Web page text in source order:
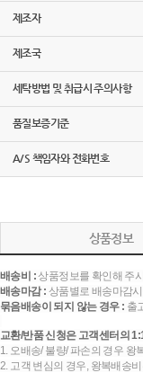
제조자
제조국
세탁방법 및 취급시 주의사항
품질보증기준
A/S 책임자와 전화번호
상품정보
배송비 :상품정보를 확인해 주
배송마감 : 상품별로 배송마감
묶음배송이 되지 않는 경우 : 출
교환/반품 신청은 고객센터의
1. 오배송/ 불량/ 파손의 경우
2. 고객 변심의 경우, 왕복배송